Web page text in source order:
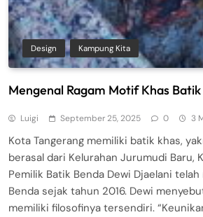
Design Kampung Kita
Mengenal Ragam Motif Khas
Luigi September 25, 2025 0 3
Kota Tangerang memiliki batik khas,
berasal dari Kelurahan Jurumudi Baru,
Pemilik Batik Benda Dewi Djaelani
Benda sejak tahun 2016. Dewi
memiliki filosofinya tersendiri.